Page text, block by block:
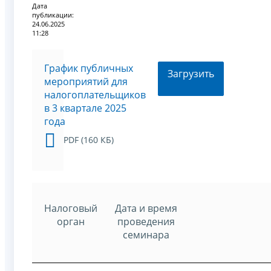
Дата
публикации:
24.06.2025
11:28
График публичных
мероприятий для
налогоплательщиков
в 3 квартале 2025
года
PDF (160 КБ)
Загрузить
Налоговый
орган
Дата и время
проведения
семинара